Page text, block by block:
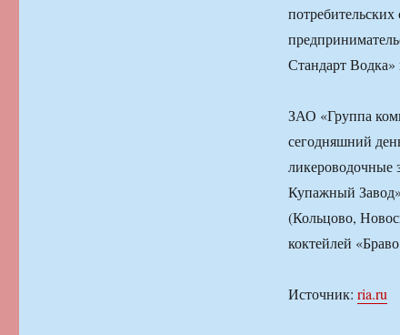
Стандарт
ЗАО «Группа
сегодняшний
ликероводочные
Купажный
(Кольцово,
коктейлей
Источник: ria.ru